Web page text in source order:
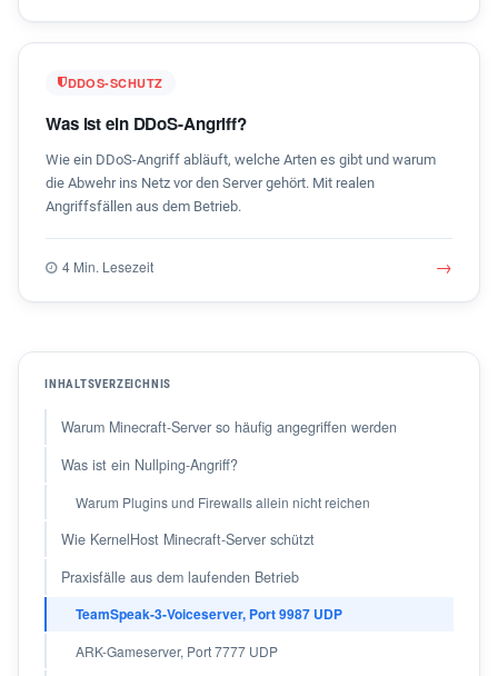
DDOS-SCHUTZ
Was ist ein DDoS-Angriff?
Wie ein DDoS-Angriff abläuft, welche Arten es gibt und warum
die Abwehr ins Netz vor den Server gehört. Mit realen
Angriffsfällen aus dem Betrieb.
4 Min. Lesezeit →
INHALTSVERZEICHNIS
Warum Minecraft-Server so häufig angegriffen werden
Was ist ein Nullping-Angriff?
Warum Plugins und Firewalls allein nicht reichen
Wie KernelHost Minecraft-Server schützt
Praxisfälle aus dem laufenden Betrieb
TeamSpeak-3-Voiceserver, Port 9987 UDP
ARK-Gameserver, Port 7777 UDP